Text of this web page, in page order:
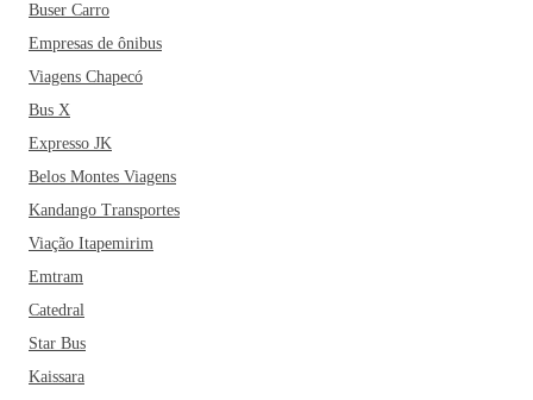
Buser Carro
Empresas de ônibus
Viagens Chapecó
Bus X
Expresso JK
Belos Montes Viagens
Kandango Transportes
Viação Itapemirim
Emtram
Catedral
Star Bus
Kaissara